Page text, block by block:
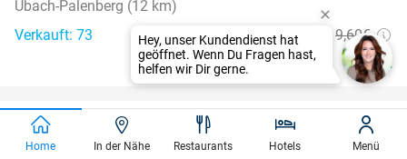
Übach-Palenberg (12 km)
Verkauft: 73
Regulär 9,60€
6,25€
35%
favorite_border
Eintritt in den Boudewijn Seapark
Home In der Nähe Restaurants Hotels Menü